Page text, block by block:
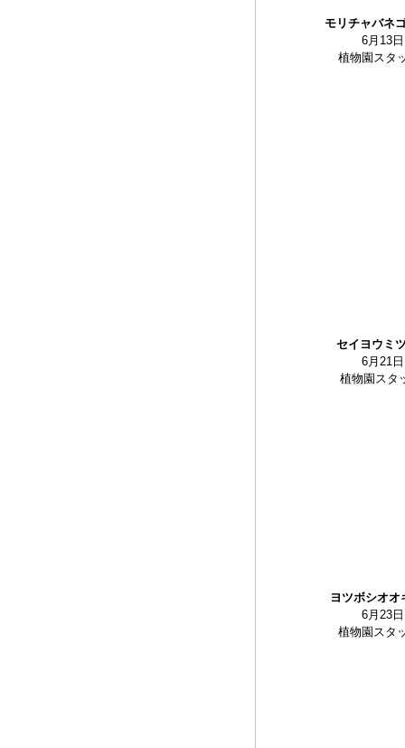
モリチャバネ
6月13日
植物園スタ
セイヨウミ
6月21日
植物園スタ
ヨツボシオオ
6月23日
植物園スタ